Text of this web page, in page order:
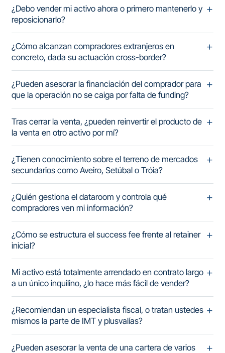
¿Debo vender mi activo ahora o primero mantenerlo y
reposicionarlo?
¿Cómo alcanzan compradores extranjeros en
concreto, dada su actuación cross-border?
¿Pueden asesorar la financiación del comprador para
que la operación no se caiga por falta de funding?
Tras cerrar la venta, ¿pueden reinvertir el producto de
la venta en otro activo por mí?
¿Tienen conocimiento sobre el terreno de mercados
secundarios como Aveiro, Setúbal o Tróia?
¿Quién gestiona el dataroom y controla qué
compradores ven mi información?
¿Cómo se estructura el success fee frente al retainer
inicial?
Mi activo está totalmente arrendado en contrato largo
a un único inquilino, ¿lo hace más fácil de vender?
¿Recomiendan un especialista fiscal, o tratan ustedes
mismos la parte de IMT y plusvalías?
¿Pueden asesorar la venta de una cartera de varios